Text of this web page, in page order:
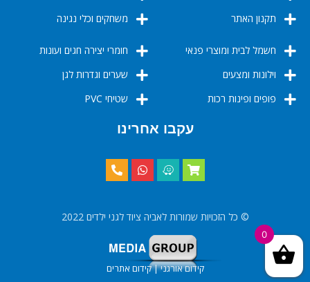
תקנון האתר
משחקים וכלי נגינה
חשמל לבית ומוצרי פנאי
וילונות ומצעים
פופים ופינות רכות
חומרי יצירה חגים ועונות
שערים וגדרות לגן
שטיחי PVC
עקבו אחרינו
© כל הזכויות שמורות לאביה ציוד לגני ילדים 2022
קידום אורגני | קידום אתרים
0